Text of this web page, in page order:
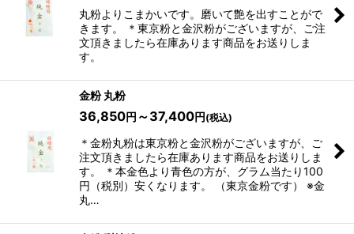
丸粉よりこまかいです。磨いて艶を出すことがで
きます。 ＊東京粉と金沢粉がございますが、ご注
文頂きましたら在庫あります商品をお送りしま
す。
金粉 丸粉
36,850円 ～37,400円 (税込)
＊金粉丸粉は東京粉と金沢粉がございますが、ご
注文頂きましたら在庫あります商品をお送りしま
す。 ＊本金色より青色の方が、グラム当たり100
円（税別）安くなります。 （東京金粉です） ※金
丸…